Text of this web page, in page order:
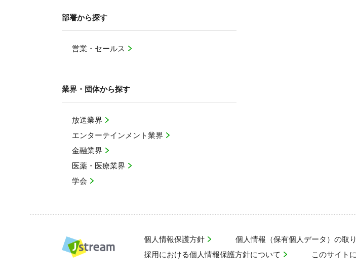
部署から探す
営業・セールス
業界・団体から探す
放送業界
エンターテインメント業界
金融業界
医薬・医療業界
学会
個人情報保護方針 個人情報（保有個人データ）の取
採用における個人情報保護方針について
このサイト